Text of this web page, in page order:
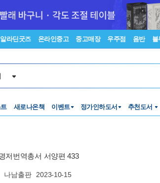
알라딘굿즈 온라인중고 중고매장 우주점 음반 블
새로나온책 이벤트 정가인하도서 추천도서
저번역총서 서양편 433
나남출판 2023-10-15